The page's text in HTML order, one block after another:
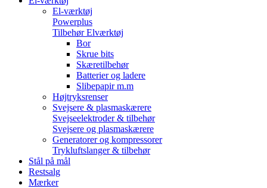
El-værktøj
Powerplus
Tilbehør Elværktøj
Bor
Skrue bits
Skæretilbehør
Batterier og ladere
Slibepapir m.m
Højtryksrenser
Svejsere & plasmaskærere
Svejseelektroder & tilbehør
Svejsere og plasmaskærere
Generatorer og kompressorer
Trykluftslanger & tilbehør
Stål på mål
Restsalg
Mærker